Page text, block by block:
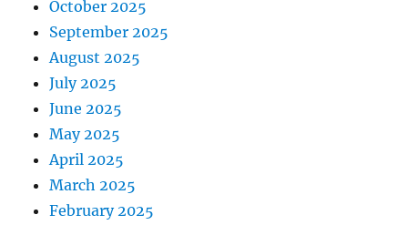
October 2025
September 2025
August 2025
July 2025
June 2025
May 2025
April 2025
March 2025
February 2025